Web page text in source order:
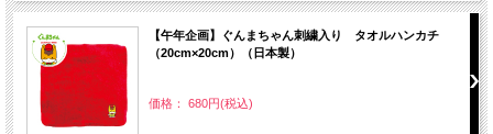
【午年企画】ぐんまちゃん刺繍入り タオルハンカチ
（20cm×20cm）（日本製）
価格： 680円(税込)